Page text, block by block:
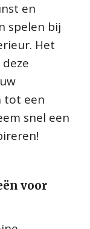
en
spelen bij
Het
tot een
snel een
voor